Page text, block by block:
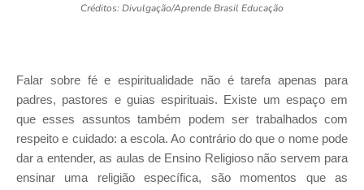
Créditos: Divulgação/Aprende Brasil Educação
Falar sobre fé e espiritualidade não é tarefa apenas para
padres, pastores e guias espirituais. Existe um espaço em
que esses assuntos também podem ser trabalhados com
respeito e cuidado: a escola. Ao contrário do que o nome pode
dar a entender, as aulas de Ensino Religioso não servem para
ensinar uma religião específica, são momentos que as